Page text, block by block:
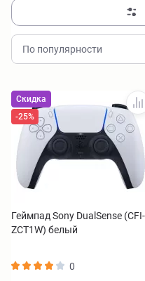
По популярности
Скидка
-25%
Геймпад Sony DualSense (CFI-
ZCT1W) белый
0